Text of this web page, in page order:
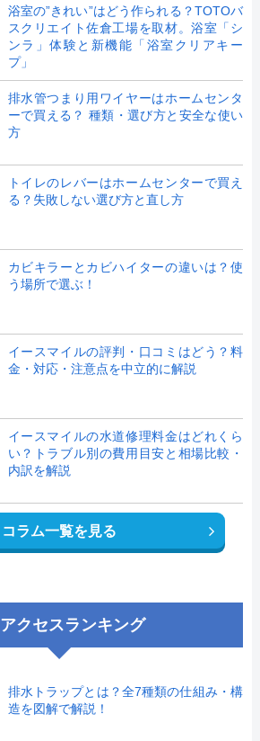
浴室の”きれい”はどう作られる？TOTOバ
スクリエイト佐倉工場を取材。浴室「シ
ンラ」体験と新機能「浴室クリアキー
プ」
排水管つまり用ワイヤーはホームセンタ
ーで買える？ 種類・選び方と安全な使い
方
トイレのレバーはホームセンターで買え
る？失敗しない選び方と直し方
カビキラーとカビハイターの違いは？使
う場所で選ぶ！
イースマイルの評判・口コミはどう？料
金・対応・注意点を中立的に解説
イースマイルの水道修理料金はどれくら
い？トラブル別の費用目安と相場比較・
内訳を解説
コラム一覧を見る
アクセスランキング
排水トラップとは？全7種類の仕組み・構
造を図解で解説！